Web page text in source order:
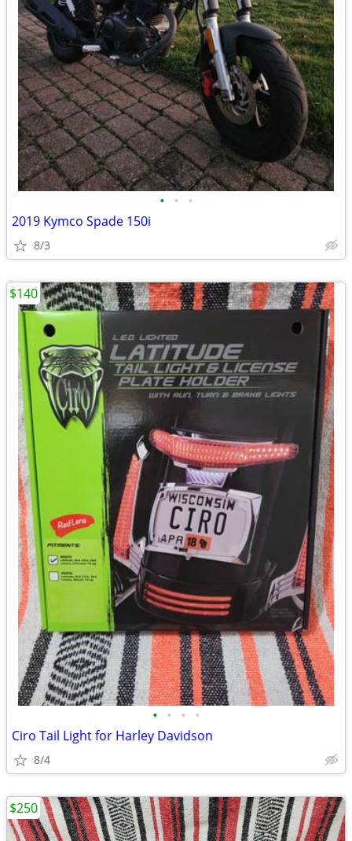
• • •
2019 Kymco Spade 150i
8/3
• • • •
Ciro Tail Light for Harley Davidson
8/4
$140
$250